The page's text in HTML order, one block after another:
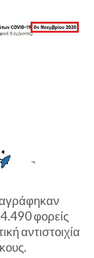
φορείς
αντιστοιχία